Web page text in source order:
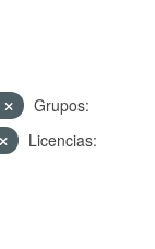
Grupos:
Licencias: